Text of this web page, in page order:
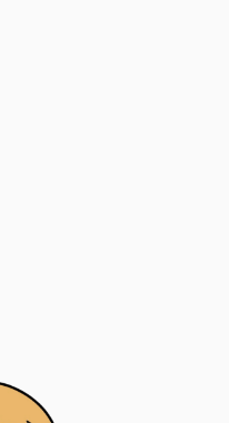
においてのみ、個人情報を収
が個人情報を提供された場合
用することをお客様が許諾し
と思われる情報の提供
合わせ、確認、および